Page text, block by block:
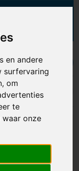
en andere
surfervaring
om
te
waar onze